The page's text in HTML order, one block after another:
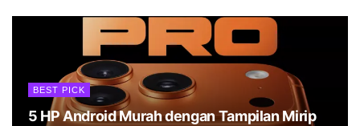
BEST PICK
5 HP Android Murah dengan Tampilan Mirip